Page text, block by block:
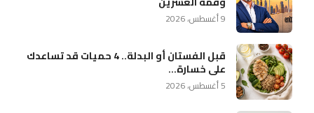
9 أغسطس، 2026
قبل الفستان أو البدلة.. 4 حميات قد تساعدك
على خسارة...
5 أغسطس، 2026